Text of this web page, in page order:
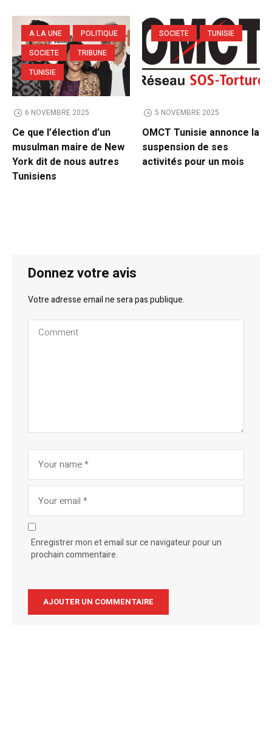
A LA UNE
POLITIQUE
SOCIETE
TRIBUNE
TUNISIE
6 NOVEMBRE 2025
Ce que l’élection d’un
musulman maire de New
York dit de nous autres
Tunisiens
SOCIETE TUNISIE
5 NOVEMBRE 2025
OMCT Tunisie annonce la
suspension de ses
activités pour un mois
Donnez votre avis
Votre adresse email ne sera pas publique.
Enregistrer mon et email sur ce navigateur pour un
prochain commentaire.